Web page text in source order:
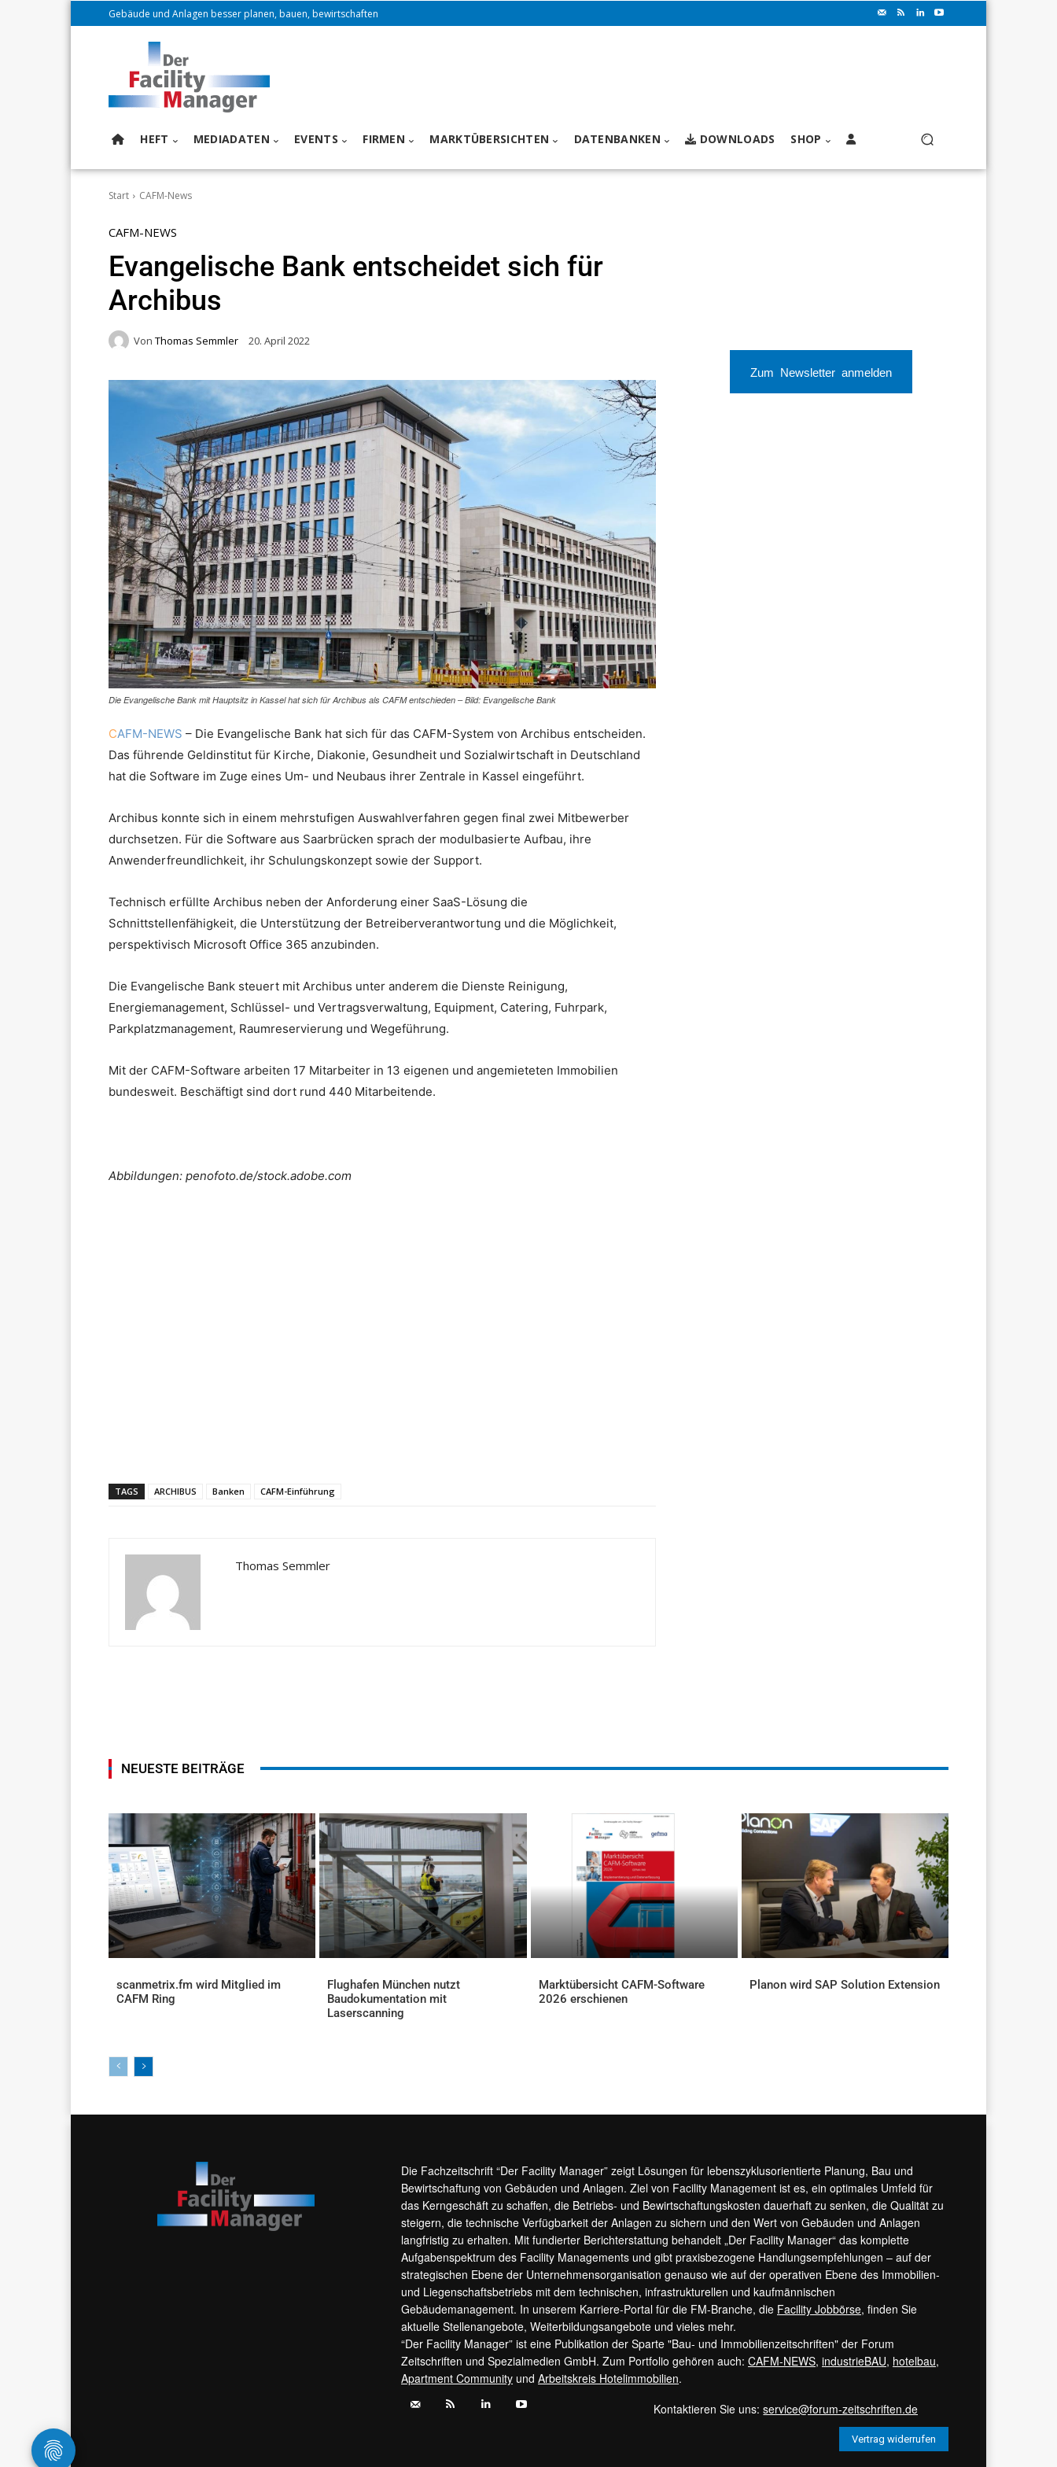
Gebäude und Anlagen besser planen, bauen, bewirtschaften
HEFT MEDIADATEN EVENTS FIRMEN MARKTÜBERSICHTEN DATENBANKEN DOWNLOADS SHOP
Start CAFM-News
CAFM-NEWS
Evangelische Bank entscheidet sich für
Archibus
Von Thomas Semmler 20. April 2022
Die Evangelische Bank mit Hauptsitz in Kassel hat sich für Archibus als CAFM entschieden – Bild: Evangelische Bank
CAFM-NEWS – Die Evangelische Bank hat sich für das CAFM-System von Archibus entscheiden.
Das führende Geldinstitut für Kirche, Diakonie, Gesundheit und Sozialwirtschaft in Deutschland
hat die Software im Zuge eines Um- und Neubaus ihrer Zentrale in Kassel eingeführt.
Archibus konnte sich in einem mehrstufigen Auswahlverfahren gegen final zwei Mitbewerber
durchsetzen. Für die Software aus Saarbrücken sprach der modulbasierte Aufbau, ihre
Anwenderfreundlichkeit, ihr Schulungskonzept sowie der Support.
Technisch erfüllte Archibus neben der Anforderung einer SaaS-Lösung die
Schnittstellenfähigkeit, die Unterstützung der Betreiberverantwortung und die Möglichkeit,
perspektivisch Microsoft Office 365 anzubinden.
Die Evangelische Bank steuert mit Archibus unter anderem die Dienste Reinigung,
Energiemanagement, Schlüssel- und Vertragsverwaltung, Equipment, Catering, Fuhrpark,
Parkplatzmanagement, Raumreservierung und Wegeführung.
Mit der CAFM-Software arbeiten 17 Mitarbeiter in 13 eigenen und angemieteten Immobilien
bundesweit. Beschäftigt sind dort rund 440 Mitarbeitende.
Abbildungen: penofoto.de/stock.adobe.com
TAGS ARCHIBUS Banken CAFM-Einführung
Thomas Semmler
Zum Newsletter anmelden
NEUESTE BEITRÄGE
scanmetrix.fm wird Mitglied im
CAFM Ring
Flughafen München nutzt
Baudokumentation mit
Laserscanning
Marktübersicht CAFM-Software
2026 erschienen
Planon wird SAP Solution Extension
Die Fachzeitschrift “Der Facility Manager” zeigt Lösungen für lebenszyklusorientierte Planung, Bau und
Bewirtschaftung von Gebäuden und Anlagen. Ziel von Facility Management ist es, ein optimales Umfeld für
das Kerngeschäft zu schaffen, die Betriebs- und Bewirtschaftungskosten dauerhaft zu senken, die Qualität zu
steigern, die technische Verfügbarkeit der Anlagen zu sichern und den Wert von Gebäuden und Anlagen
langfristig zu erhalten. Mit fundierter Berichterstattung behandelt „Der Facility Manager“ das komplette
Aufgabenspektrum des Facility Managements und gibt praxisbezogene Handlungsempfehlungen – auf der
strategischen Ebene der Unternehmensorganisation genauso wie auf der operativen Ebene des Immobilien-
und Liegenschaftsbetriebs mit dem technischen, infrastrukturellen und kaufmännischen
Gebäudemanagement. In unserem Karriere-Portal für die FM-Branche, die Facility Jobbörse, finden Sie
aktuelle Stellenangebote, Weiterbildungsangebote und vieles mehr.
“Der Facility Manager” ist eine Publikation der Sparte "Bau- und Immobilienzeitschriften" der Forum
Zeitschriften und Spezialmedien GmbH. Zum Portfolio gehören auch: CAFM-NEWS, industrieBAU, hotelbau,
Apartment Community und Arbeitskreis Hotelimmobilien.
Kontaktieren Sie uns:service@forum-zeitschriften.de
Vertrag widerrufen